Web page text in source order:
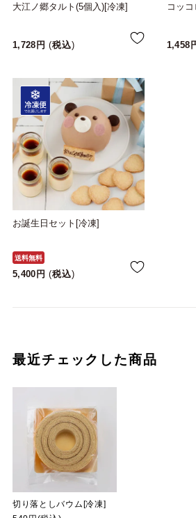
大江ノ郷タルト(5個入)[冷凍]
1,728 税込
コッ
1,458
お誕生日セット[冷凍]
送料無料
5,400 税込
最近チェックした商品
切り落としバウム[冷凍]